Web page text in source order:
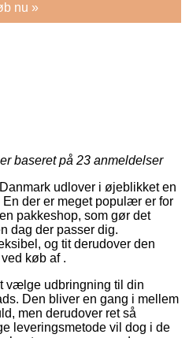
nu »
baseret på 23 anmeldelser
udlover i øjeblikket en
der er meget populær er for
pakkeshop, som gør det
dag der passer dig.
og tit derudover den
køb af .
vælge udbringning til din
Den bliver en gang i mellem
men derudover ret så
leveringsmetode vil dog i de